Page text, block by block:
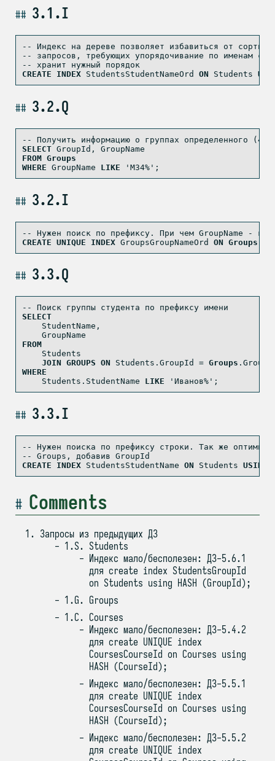
3.1.I
-- Индекс на дереве позволяет избавиться от
-- запросов, требующих упорядочивание по именам
-- хранит нужный порядок
CREATE
INDEX StudentsStudentNameOrd ON Students
3.2.Q
-- Получить информацию о группах определенного (4-
SELECT GroupId, GroupName
FROM Groups
WHERE GroupName LIKE 'M34%' ;
3.2.I
-- Нужен поиск по префиксу. При чем GroupName -
CREATE UNIQUE INDEX GroupsGroupNameOrd ON Groups
3.3.Q
-- Поиск группы студента по префиксу имени
SELECT
    StudentName,
    GroupName
FROM
    Students
JOIN GROUPS ON Students.GroupId = Groups
WHERE
    Students.StudentName
LIKE 'Иванов%' ;
3.3.I
-- Нужен поиска по префиксу строки. Так же
-- Groups, добавив GroupId
CREATE
INDEX StudentsStudentName ON Students USING
Comments
Запросы из предыдущих ДЗ
1.S. Students
Индекс мало/бесполезен: ДЗ-5.6.1
для create index StudentsGroupId
on Students using HASH (GroupId);
1.G. Groups
1.C. Courses
Индекс мало/бесполезен: ДЗ-5.4.2
для create UNIQUE index
CoursesCourseId on Courses using
HASH (CourseId);
Индекс мало/бесполезен: ДЗ-5.5.1
для create UNIQUE index
CoursesCourseId on Courses using
HASH (CourseId);
Индекс мало/бесполезен: ДЗ-5.5.2
для create UNIQUE index